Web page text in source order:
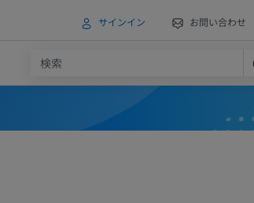
サインイン お問い合わせ